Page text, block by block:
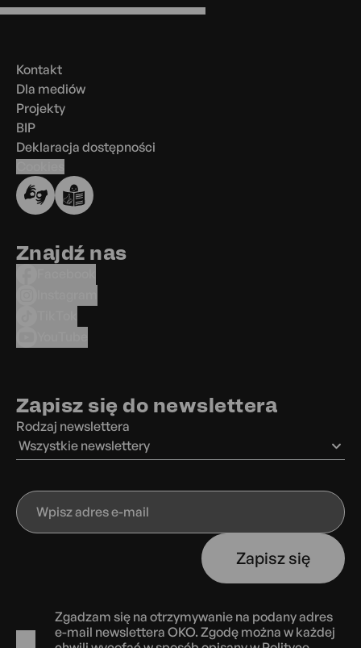
Menu
Kontakt
Dla mediów
Projekty
BIP
Deklaracja dostępności
Znajdź nas
Zapisz się do newslettera
Rodzaj newslettera
Wszystkie newslettery
Wpisz
adres
Zapisz się
Zgadzam się na otrzymywanie na podany adres
e-mail newslettera OKO. Zgodę można w każdej